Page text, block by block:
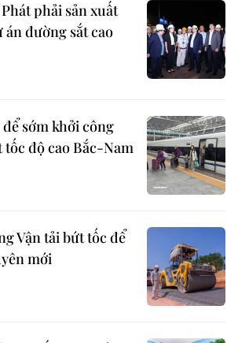
phải sản xuất
đường sắt cao
sớm khởi công
tốc độ cao Bắc-Nam
Vận tải bứt tốc để
mới